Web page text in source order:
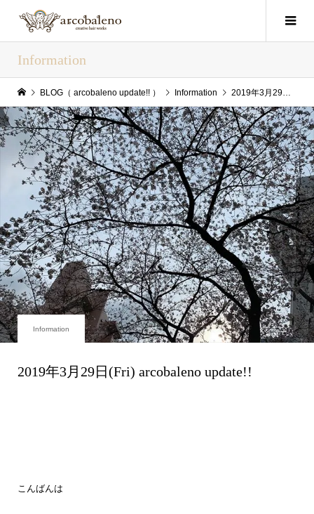
Information
BLOG（ arcobaleno update!! ） Information 2019年3月29日(Fri) arcobaleno update!!
Information
2019年3月29日(Fri) arcobaleno update!!
こんばんは